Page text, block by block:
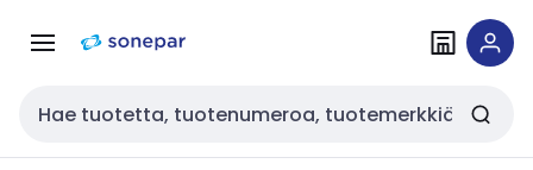
navigointiinsisältöön
Haku